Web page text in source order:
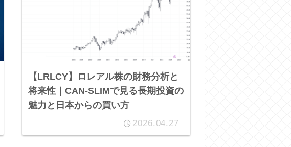
【LRLCY】ロレアル株の財務分析と
将来性｜CAN-SLIMで見る長期投資の
魅力と日本からの買い方
2026.04.27